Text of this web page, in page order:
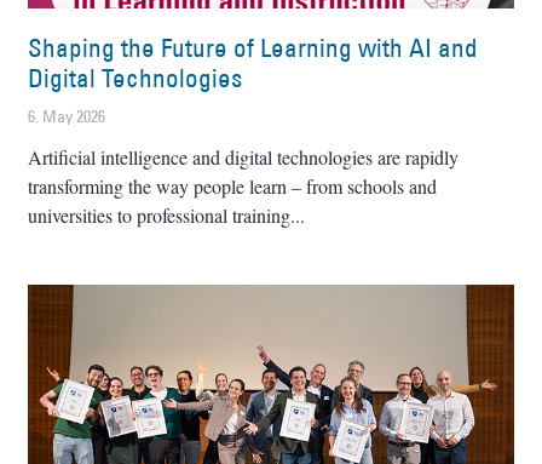
Shaping the Future of Learning with AI and
Digital Technologies
6. May 2026
Artificial intelligence and digital technologies are rapidly
transforming the way people learn – from schools and
universities to professional training